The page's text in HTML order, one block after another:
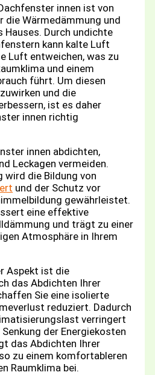
innen ist von
die Wärmedämmung und
Hauses. Durch undichte
kann kalte Luft
Luft entweichen, was zu
und einem
führt. Um diesen
und die
ist es daher
innen richtig
innen abdichten,
Leckagen vermeiden.
wird die Bildung von
und der Schutz vor
gewährleistet.
eine effektive
und trägt zu einer
Atmosphäre in Ihrem
Aspekt ist die
das Abdichten Ihrer
Sie eine isolierte
reduziert. Dadurch
verringert
der Energiekosten
das Abdichten Ihrer
zu einem komfortableren
Raumklima bei.